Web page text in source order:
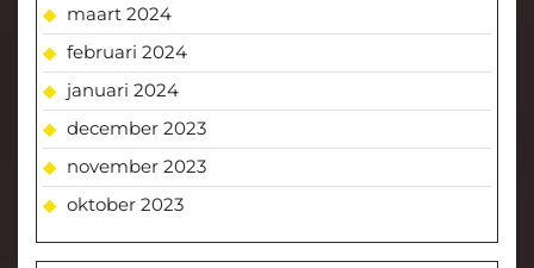
maart 2024
februari 2024
januari 2024
december 2023
november 2023
oktober 2023